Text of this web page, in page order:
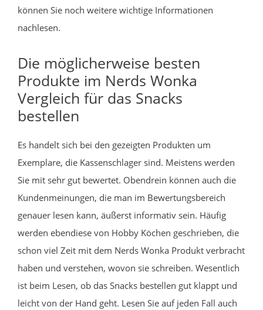
können Sie noch weitere wichtige Informationen
nachlesen.
Die möglicherweise besten
Produkte im Nerds Wonka
Vergleich für das Snacks
bestellen
Es handelt sich bei den gezeigten Produkten um
Exemplare, die Kassenschlager sind. Meistens werden
Sie mit sehr gut bewertet. Obendrein können auch die
Kundenmeinungen, die man im Bewertungsbereich
genauer lesen kann, äußerst informativ sein. Häufig
werden ebendiese von Hobby Köchen geschrieben, die
schon viel Zeit mit dem Nerds Wonka Produkt verbracht
haben und verstehen, wovon sie schreiben. Wesentlich
ist beim Lesen, ob das Snacks bestellen gut klappt und
leicht von der Hand geht. Lesen Sie auf jeden Fall auch